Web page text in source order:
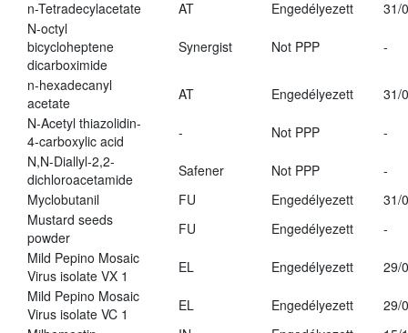
n-Tetradecylacetate
AT Engedélyezett
31/
N-octyl
bicycloheptene
dicarboximide
Synergist Not PPP -
n-hexadecanyl
acetate
AT Engedélyezett
31/
N-Acetyl thiazolidin-
4-carboxylic acid
- Not PPP
-
N,N-Diallyl-2,2-
dichloroacetamide
Safener Not PPP
-
Myclobutanil
FU Engedélyezett
31/
Mustard seeds
powder
FU Engedélyezett
-
Mild Pepino Mosaic
Virus isolate VX 1
EL Engedélyezett
29/
Mild Pepino Mosaic
Virus isolate VC 1
EL Engedélyezett
29/